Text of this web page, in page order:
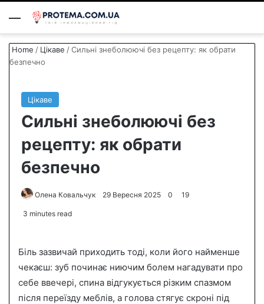
Menu
Home / Цікаве /Сильні знеболюючі без рецепту: як обрати
безпечно
Цікаве
Сильні знеболюючі без
рецепту: як обрати
безпечно
Олена Ковальчук
a
n
e
m
29 Вересня 2025 0 19
3 minutes read
Біль зазвичай приходить тоді, коли його найменше
чекаєш: зуб починає ниючим болем нагадувати про
себе ввечері, спина відгукується різким спазмом
після переїзду меблів, а голова стягує скроні під